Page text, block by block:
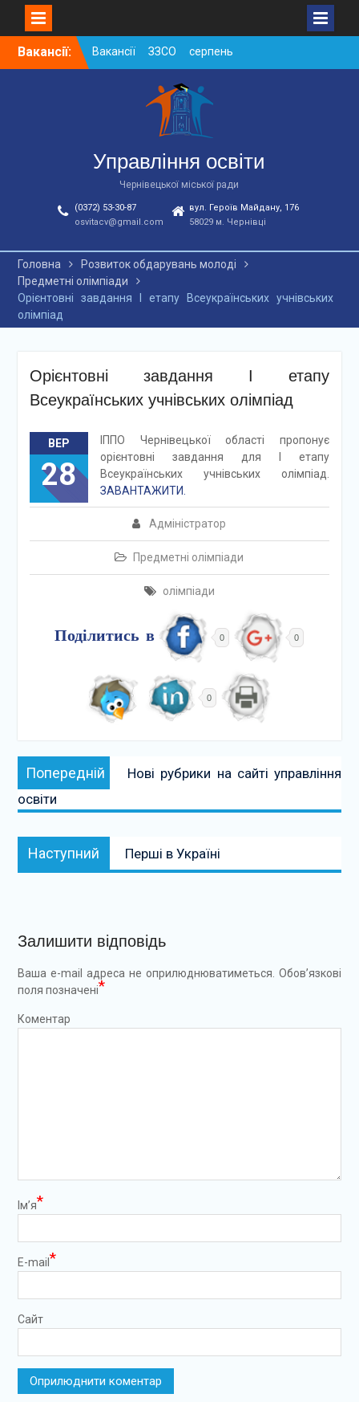
SkipВакансії:
Вакансії ЗЗСО серпень
2026
Вакансії ЗЗСО червень
Вакансії у ЗДО та
дошкільних підрозділах
ЗЗСО станом на
01.08.2026 р.
Управління освіти
Чернівецької міської ради
(0372) 53-30-87
osvitacv@gmail.com
вул. Героїв Майдану, 176
58029 м. Чернівці
Головна
Розвиток обдарувань молоді
Предметні олімпіади
Орієнтовні завдання І етапу Всеукраїнських учнівських
олімпіад
Орієнтовні завдання І етапу
Всеукраїнських учнівських олімпіад
ВЕР
28
Адміністратор
Предметні олімпіади
олімпіади
ІППО Чернівецької області пропонує
орієнтовні завдання для І етапу
Всеукраїнських учнівських олімпіад.
ЗАВАНТАЖИТИ.
Поділитись в 0 0
0
Навігація
записів
Попередній Попередній:
Нові рубрики на сайті управління
освіти
Наступний Наступний:
Перші в Україні
Залишити відповідь
Ваша e-mail адреса не оприлюднюватиметься. Обов’язкові
поля позначені*
Коментар
Ім’я*
E-mail *
Сайт